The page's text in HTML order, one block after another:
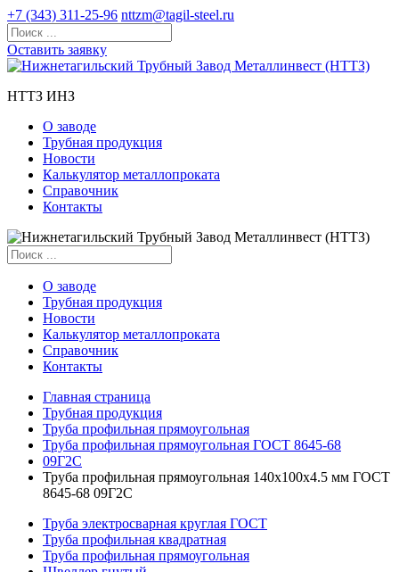
+7 (343) 311-25-96 nttzm@tagil-steel.ru
Оставить заявку
НТТЗ ИНЗ
О заводе
Трубная продукция
Новости
Калькулятор металлопроката
Справочник
Контакты
О заводе
Трубная продукция
Новости
Калькулятор металлопроката
Справочник
Контакты
Главная страница
Трубная продукция
Труба профильная прямоугольная
Труба профильная прямоугольная ГОСТ 8645-68
09Г2С
Труба профильная прямоугольная 140x100x4.5 мм ГОСТ
8645-68 09Г2С
Труба электросварная круглая ГОСТ
Труба профильная квадратная
Труба профильная прямоугольная